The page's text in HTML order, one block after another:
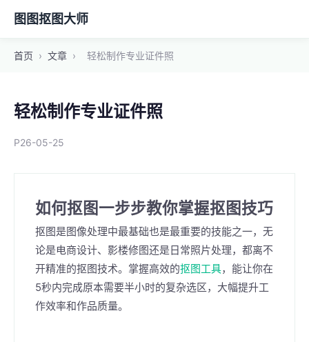
图图抠图大师
首页 › 文章 › 轻松制作专业证件照
轻松制作专业证件照
P26-05-25
如何抠图一步步教你掌握抠图技巧
抠图是图像处理中最基础也是最重要的技能之一，无
论是电商设计、影楼修图还是日常照片处理，都离不
开精准的抠图技术。掌握高效的抠图工具，能让你在
5秒内完成原本需要半小时的复杂选区，大幅提升工
作效率和作品质量。